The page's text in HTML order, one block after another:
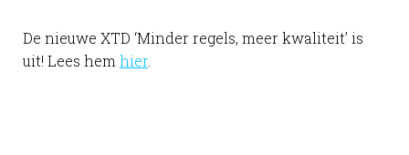
De nieuwe XTD ‘Minder regels, meer kwaliteit’ is
uit! Lees hem hier.